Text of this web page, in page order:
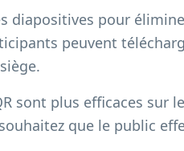
diapositives pour
peuvent
sont plus efficaces sur
que le public